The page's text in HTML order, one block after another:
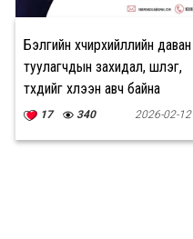
Бэлгийн хүчирхийллийн даван
туулагчдын захидал, шүлэг,
түүхүүдийг хүлээн авч байна
17 340 2026-02-12